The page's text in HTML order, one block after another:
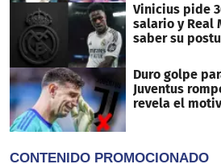
Vinicius pide
salario y Real
saber su
Duro golpe
Juventus
revela el